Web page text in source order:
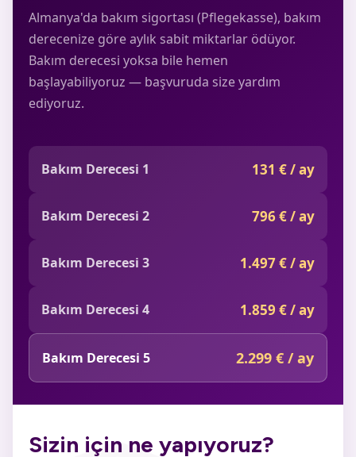
Almanya'da bakım sigortası (Pflegekasse), bakım
derecenize göre aylık sabit miktarlar ödüyor.
Bakım derecesi yoksa bile hemen
başlayabiliyoruz — başvuruda size yardım
ediyoruz.
Bakım Derecesi 1 131 € / ay
Bakım Derecesi 2 796 € / ay
Bakım Derecesi 3 1.497 € / ay
Bakım Derecesi 4 1.859 € / ay
Bakım Derecesi 5 2.299 € / ay
Sizin için ne yapıyoruz?